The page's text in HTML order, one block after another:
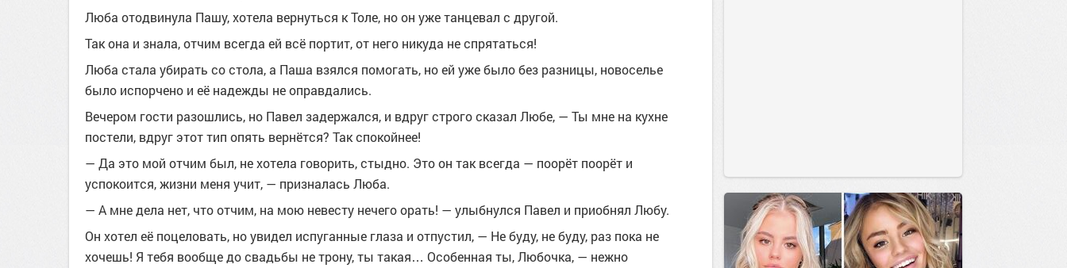
Люба отодвинула Пашу, хотела вернуться к Толе, но он уже танцевал с другой.
Так она и знала, отчим всегда ей всё портит, от него никуда не спрятаться!
Люба стала убирать со стола, а Паша взялся помогать, но ей уже было без разницы, новоселье
было испорчено и её надежды не оправдались.
Вечером гости разошлись, но Павел задержался, и вдруг строго сказал Любе, — Ты мне на кухне
постели, вдруг этот тип опять вернётся? Так спокойнее!
— Да это мой отчим был, не хотела говорить, стыдно. Это он так всегда — поорёт поорёт и
успокоится, жизни меня учит, — призналась Люба.
— А мне дела нет, что отчим, на мою невесту нечего орать! — улыбнулся Павел и приобнял Любу.
Он хотел её поцеловать, но увидел испуганные глаза и отпустил, — Не буду, не буду, раз пока не
хочешь! Я тебя вообще до свадьбы не трону, ты такая… Особенная ты, Любочка, — нежно